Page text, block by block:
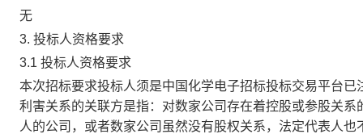
无
3. 投标人资格要求
3.1 投标人资格要求
本次招标要求投标人须是中国化学电子招标投标交易平台
利害关系的关联方是指：对数家公司存在着控股或参股关
人的公司，或者数家公司虽然没有股权关系，法定代表人